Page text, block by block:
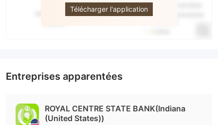
Télécharger l'application
Entreprises apparentées
ROYAL CENTRE STATE BANK(Indiana
(United States))